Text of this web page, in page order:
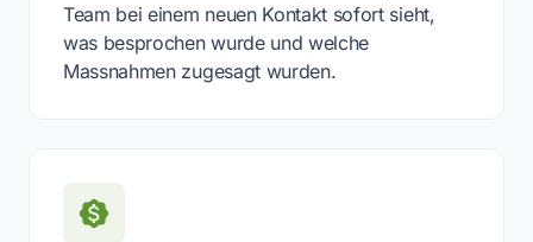
Team bei einem neuen Kontakt sofort sieht,
was besprochen wurde und welche
Massnahmen zugesagt wurden.